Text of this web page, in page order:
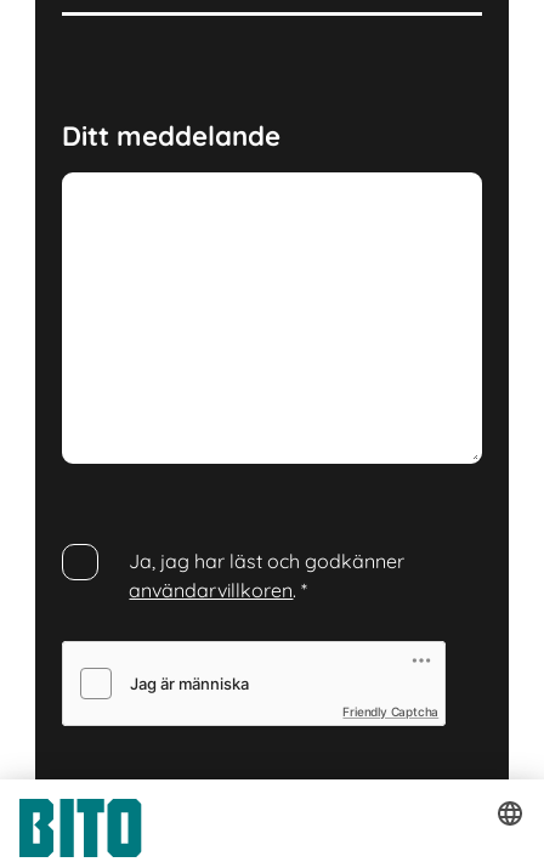
Ditt meddelande
Ja, jag har läst och godkänner
användarvillkoren.*
Friendly Captcha